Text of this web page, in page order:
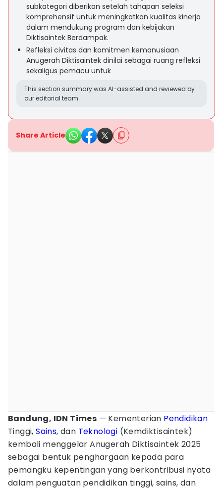
subkategori diberikan setelah tahapan seleksi
komprehensif untuk meningkatkan kualitas kinerja
dalam mendukung program dan kebijakan
Diktisaintek Berdampak.
Refleksi civitas dan komitmen kemanusiaan
Anugerah Diktisaintek dinilai sebagai ruang refleksi
sekaligus pemacu untuk
This section summary was AI-assisted and reviewed by
our editorial team.
Share Article
Bandung, IDN Times — Kementerian Pendidikan
Tinggi,Sains, dan Teknologi (Kemdiktisaintek)
kembali menggelar Anugerah Diktisaintek 2025
sebagai bentuk penghargaan kepada para
pemangku kepentingan yang berkontribusi nyata
dalam penguatan pendidikan tinggi, sains, dan